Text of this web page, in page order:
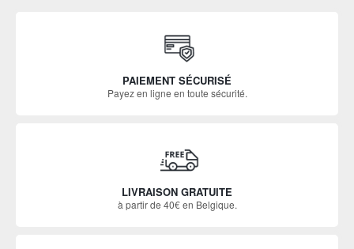
PAIEMENT SÉCURISÉ
Payez en ligne en toute sécurité.
LIVRAISON GRATUITE
à partir de 40€ en Belgique.